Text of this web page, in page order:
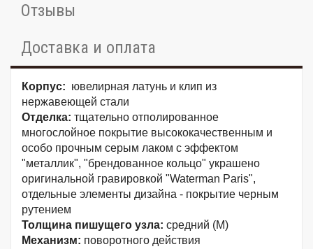
Отзывы
Доставка и оплата
Корпус: ювелирная латунь и клип из
нержавеющей стали
Отделка: тщательно отполированное
многослойное покрытие высококачественным и
особо прочным серым лаком с эффектом
"металлик", "брендованное кольцо" украшено
оригинальной гравировкой "Waterman Paris",
отдельные элементы дизайна - покрытие черным
рутением
Толщина пишущего узла: средний (M)
Механизм: поворотного действия